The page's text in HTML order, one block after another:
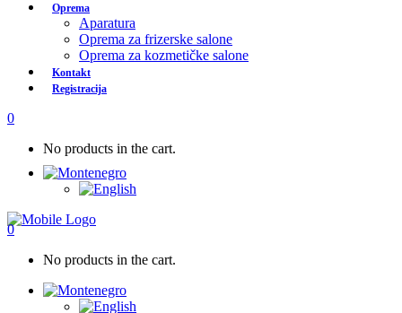
Oprema
Aparatura
Oprema za frizerske salone
Oprema za kozmetičke salone
Kontakt
Registracija
0
No products in the cart.
0
No products in the cart.